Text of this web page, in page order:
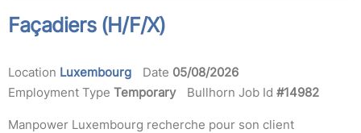
Façadiers (H/F/X)
Location Luxembourg Date 05/08/2026
Employment Type Temporary Bullhorn Job Id #14982
Manpower Luxembourg recherche pour son client